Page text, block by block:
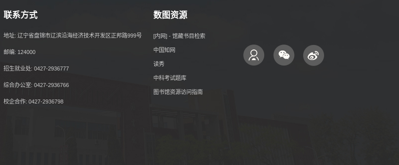
联系方式
地址: 辽宁省盘锦市辽滨沿海经济技术开发区正邦路999号
邮编: 124000
招生就业处: 0427-2936777
综合办公室: 0427-2936766
校企合作: 0427-2936798
数图资源
[内网] - 馆藏书目检索
中国知网
读秀
中科考试题库
图书馆资源访问指南